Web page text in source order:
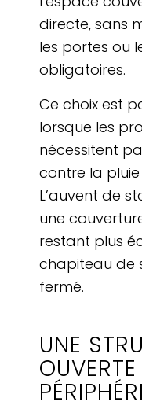
directe, sans
les portes ou
obligatoires.
Ce choix est
lorsque les
nécessitent
contre la
L’auvent de
une
restant plus
chapiteau de
fermé.
UNE